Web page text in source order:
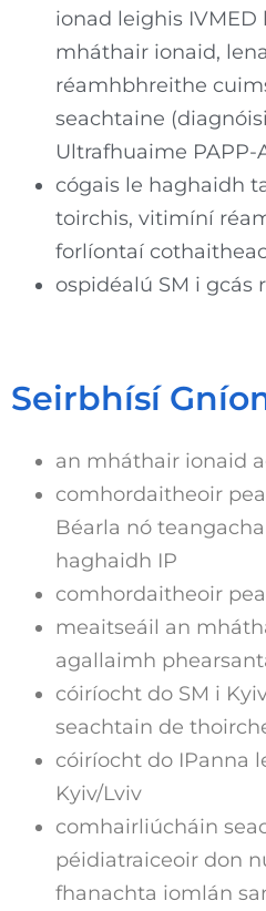
ionad leighis
mháthair ionaid,
réamhbhreithe
seachtaine
Ultrafhuaime PAPP-
cógais le haghaidh
toirchis, vitimíní
forlíontaí
ospidéalú SM i gcás
Seirbhísí
an mháthair ionaid
comhordaitheoir
Béarla nó
haghaidh IP
comhordaitheoir
meaitseáil an
agallaimh
cóiríocht do SM i
seachtain de
cóiríocht do IPanna
Kyiv/Lviv
comhairliúcháin
péidiatraiceoir don
fhanachta iomlán